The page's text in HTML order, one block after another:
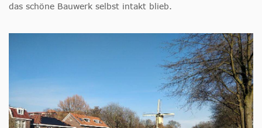
das schöne Bauwerk selbst intakt blieb.